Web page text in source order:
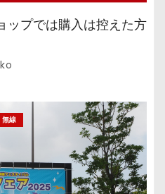
ップでは購入は控えた方
無線